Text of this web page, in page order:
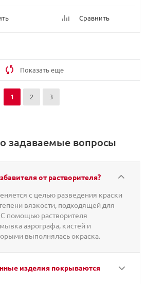
Сравнить
Показать еще
1 2 3
задаваемые вопросы
от растворителя?
с целью разведения краски
вязкости, подходящей для
помощью растворителя
аэрографа, кистей и
выполнялась окраска.
изделия покрываются